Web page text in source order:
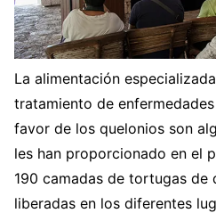
La alimentación
tratamiento de
favor de los quelonios son
les han proporcionado en el
190 camadas de tortugas de
liberadas en los diferentes